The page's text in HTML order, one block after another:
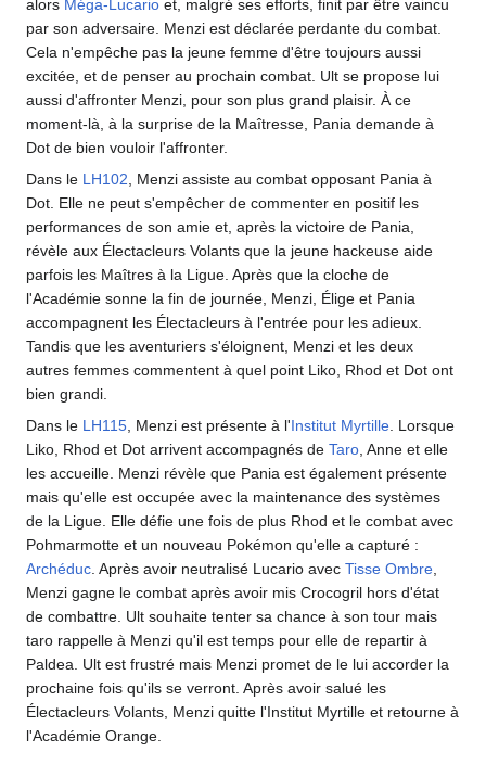
alors Méga-Lucario et, malgré ses efforts, finit par être vaincu
par son adversaire. Menzi est déclarée perdante du combat.
Cela n'empêche pas la jeune femme d'être toujours aussi
excitée, et de penser au prochain combat. Ult se propose lui
aussi d'affronter Menzi, pour son plus grand plaisir. À ce
moment-là, à la surprise de la Maîtresse, Pania demande à
Dot de bien vouloir l'affronter.
Dans le LH102, Menzi assiste au combat opposant Pania à
Dot. Elle ne peut s'empêcher de commenter en positif les
performances de son amie et, après la victoire de Pania,
révèle aux Électacleurs Volants que la jeune hackeuse aide
parfois les Maîtres à la Ligue. Après que la cloche de
l'Académie sonne la fin de journée, Menzi, Élige et Pania
accompagnent les Électacleurs à l'entrée pour les adieux.
Tandis que les aventuriers s'éloignent, Menzi et les deux
autres femmes commentent à quel point Liko, Rhod et Dot ont
bien grandi.
Dans le LH115, Menzi est présente à l'Institut Myrtille. Lorsque
Liko, Rhod et Dot arrivent accompagnés de Taro, Anne et elle
les accueille. Menzi révèle que Pania est également présente
mais qu'elle est occupée avec la maintenance des systèmes
de la Ligue. Elle défie une fois de plus Rhod et le combat avec
Pohmarmotte et un nouveau Pokémon qu'elle a capturé :
Archéduc. Après avoir neutralisé Lucario avec Tisse Ombre,
Menzi gagne le combat après avoir mis Crocogril hors d'état
de combattre. Ult souhaite tenter sa chance à son tour mais
taro rappelle à Menzi qu'il est temps pour elle de repartir à
Paldea. Ult est frustré mais Menzi promet de le lui accorder la
prochaine fois qu'ils se verront. Après avoir salué les
Électacleurs Volants, Menzi quitte l'Institut Myrtille et retourne à
l'Académie Orange.